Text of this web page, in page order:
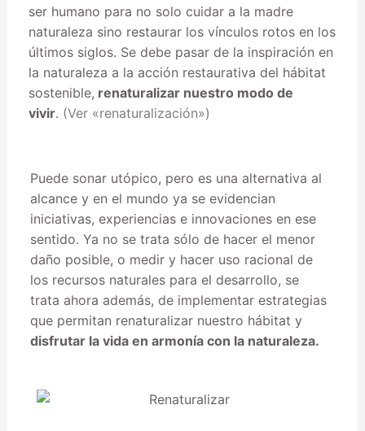
ser humano para no solo cuidar a la madre
naturaleza sino restaurar los vínculos rotos en los
últimos siglos. Se debe pasar de la inspiración en
la naturaleza a la acción restaurativa del hábitat
sostenible, renaturalizar nuestro modo de
vivir. (Ver «renaturalización»)
Puede sonar utópico, pero es una alternativa al
alcance y en el mundo ya se evidencian
iniciativas, experiencias e innovaciones en ese
sentido. Ya no se trata sólo de hacer el menor
daño posible, o medir y hacer uso racional de
los recursos naturales para el desarrollo, se
trata ahora además, de implementar estrategias
que permitan renaturalizar nuestro hábitat y
disfrutar la vida en armonía con la naturaleza.